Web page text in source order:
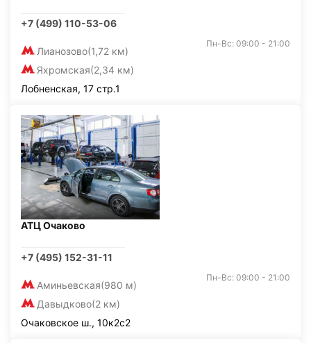
+7 (499) 110-53-06
Лианозово(1,72 км)
Яхромская(2,34 км)
Пн-Вс: 09:00 - 21:00
Лобненская, 17 стр.1
АТЦ Очаково
+7 (495) 152-31-11
Аминьевская(980 м)
Давыдково(2 км)
Пн-Вс: 09:00 - 21:00
Очаковское ш., 10к2с2